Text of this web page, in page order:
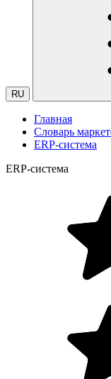
RU
Главная
Словарь
ERP-система
ERP-система